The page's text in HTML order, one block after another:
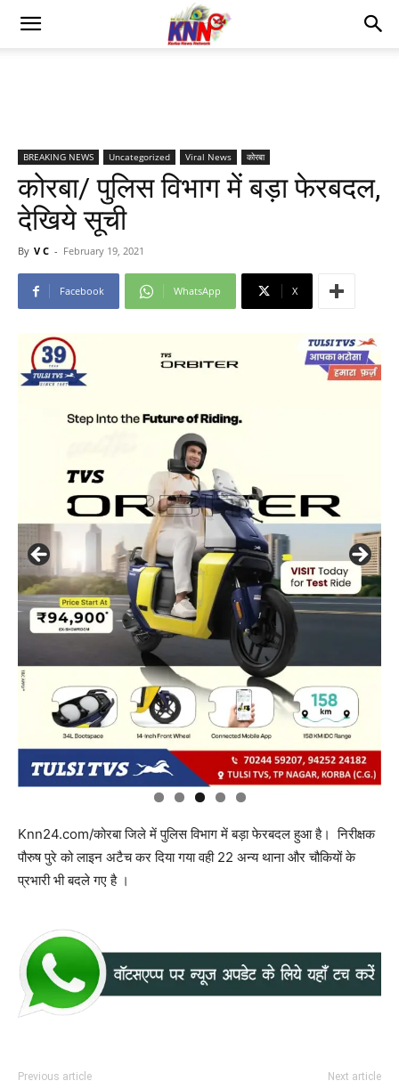
BREAKING NEWS Uncategorized Viral News कोरबा
कोरबा/ पुलिस विभाग में बड़ा फेरबदल,
देखिये सूची
By V C - February 19, 2021
Facebook WhatsApp X
Knn24.com/कोरबा जिले में पुलिस विभाग में बड़ा फेरबदल हुआ है। निरीक्षक
पौरुष पुरे को लाइन अटैच कर दिया गया वही 22 अन्य थाना और चौकियों के
प्रभारी भी बदले गए है ।
Previous article Next article